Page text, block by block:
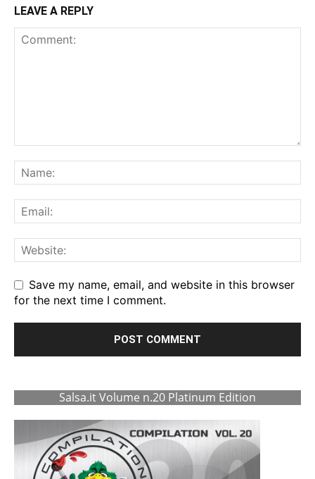
LEAVE A REPLY
Save my name, email, and website in this browser
for the next time I comment.
Salsa.it Volume n.20 Platinum Edition